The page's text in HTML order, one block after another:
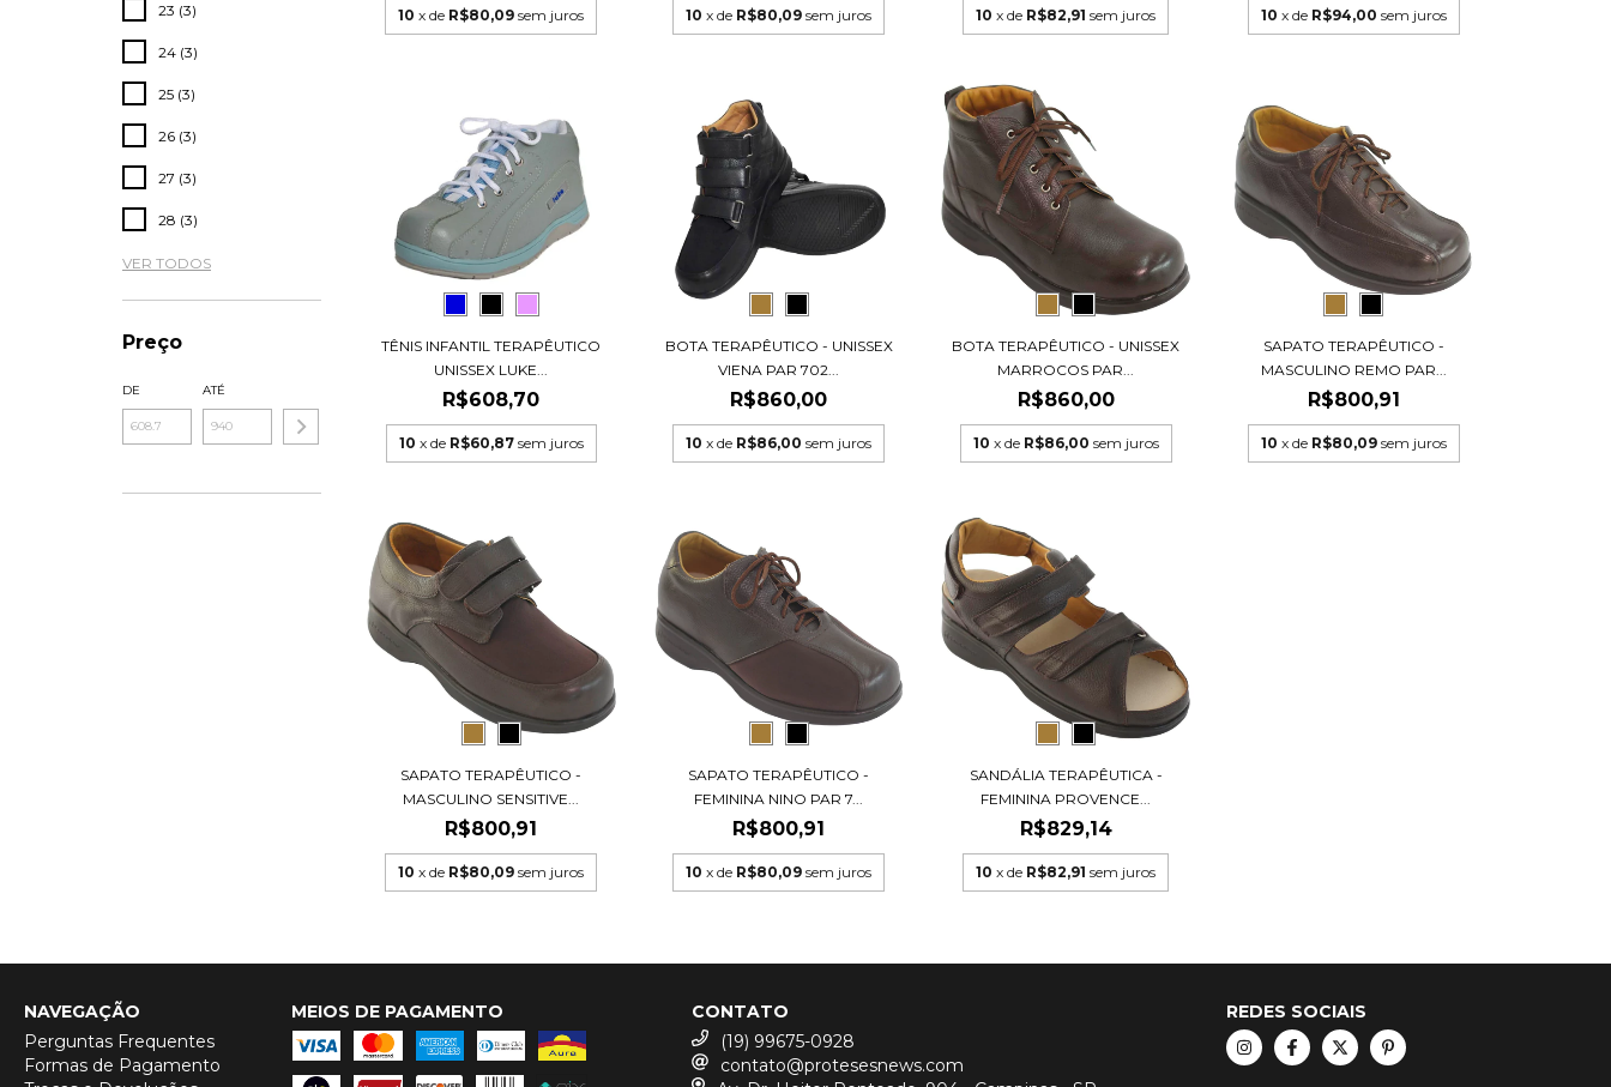
23 (3)
24 (3)
25 (3)
26 (3)
27 (3)
28 (3)
VER TODOS
Preço
DE ATÉ
10 x de R$80,09 sem juros 10 x de R$80,09 sem juros 10 x de R$82,91 sem juros 10 x de R$94,00 sem juros
TÊNIS INFANTIL TERAPÊUTICO
UNISSEX LUKE...
R$608,70
10 x de R$60,87 sem juros
BOTA TERAPÊUTICO - UNISSEX
VIENA PAR 702...
R$860,00
10 x de R$86,00 sem juros
BOTA TERAPÊUTICO - UNISSEX
MARROCOS PAR...
R$860,00
10 x de R$86,00 sem juros
SAPATO TERAPÊUTICO -
MASCULINO REMO PAR...
R$800,91
10 x de R$80,09 sem juros
SAPATO TERAPÊUTICO -
MASCULINO SENSITIVE...
R$800,91
10 x de R$80,09 sem juros
SAPATO TERAPÊUTICO -
FEMININA NINO PAR 7...
R$800,91
10 x de R$80,09 sem juros
SANDÁLIA TERAPÊUTICA -
FEMININA PROVENCE...
R$829,14
10 x de R$82,91 sem juros
NAVEGAÇÃO
Perguntas Frequentes
Formas de Pagamento
MEIOS DE PAGAMENTO
CONTATO
(19) 99675-0928
contato@protesesnews.com
REDES SOCIAIS